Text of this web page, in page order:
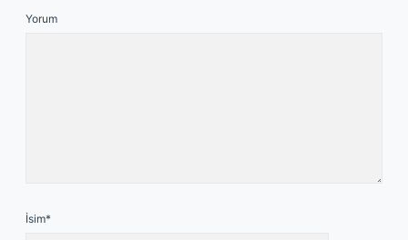
Yorum
İsim*